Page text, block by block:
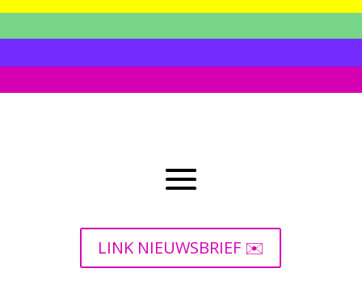
LINK NIEUWSBRIEF ✉️